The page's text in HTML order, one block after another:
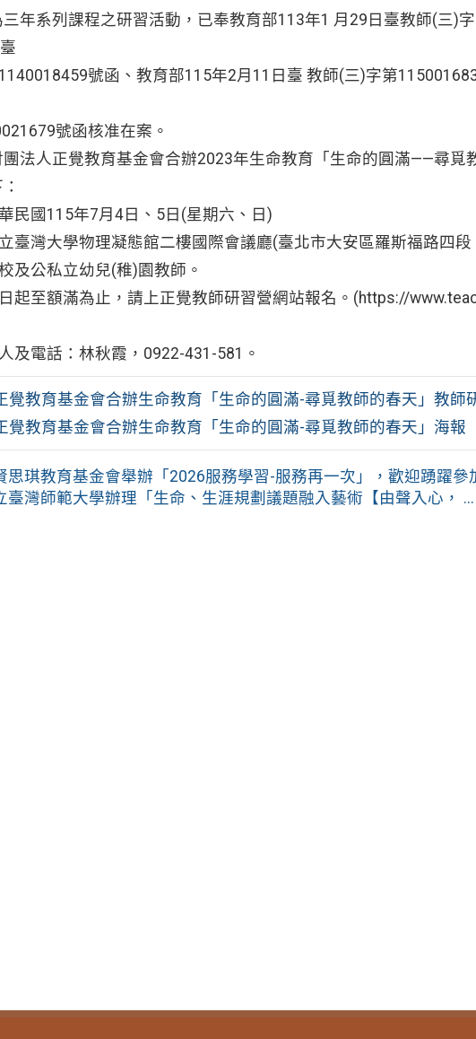
年系列課程之研習活動，已奉教育部113年1 月29日臺教師(三)
號函、教育部115年2月11日臺 教師(三)字第
號函核准在案。
法人正覺教育基金會合辦2023年生命教育「生命的圓滿——尋覓
民國115年7月4日、5日(星期六、日)
臺灣大學物理凝態館二樓國際會議廳(臺北市大安區羅斯福路四
及公私立幼兒(稚)園教師。
起至額滿為止，請上正覺教師研習營網站報名。(https://
及電話：林秋霞，0922-431-581。
覺教育基金會合辦生命教育「生命的圓滿-尋覓教師的春天」教師
覺教育基金會合辦生命教育「生命的圓滿-尋覓教師的春天」海報
思琪教育基金會舉辦「2026服務學習-服務再一次」，歡迎踴躍參
臺灣師範大學辦理「生命、生涯規劃議題融入藝術【由聲入心， ...